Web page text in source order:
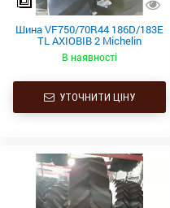
Шина VF750/70R44 186D/183E
TL AXIOBIB 2 Michelin
В наявності
УТОЧНИТИ ЦІНУ